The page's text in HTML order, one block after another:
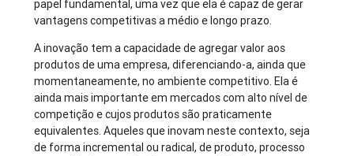
papel fundamental, uma vez que ela é capaz de gerar
vantagens competitivas a médio e longo prazo.
A inovação tem a capacidade de agregar valor aos
produtos de uma empresa, diferenciando-a, ainda que
momentaneamente, no ambiente competitivo. Ela é
ainda mais importante em mercados com alto nível de
competição e cujos produtos são praticamente
equivalentes. Aqueles que inovam neste contexto, seja
de forma incremental ou radical, de produto, processo